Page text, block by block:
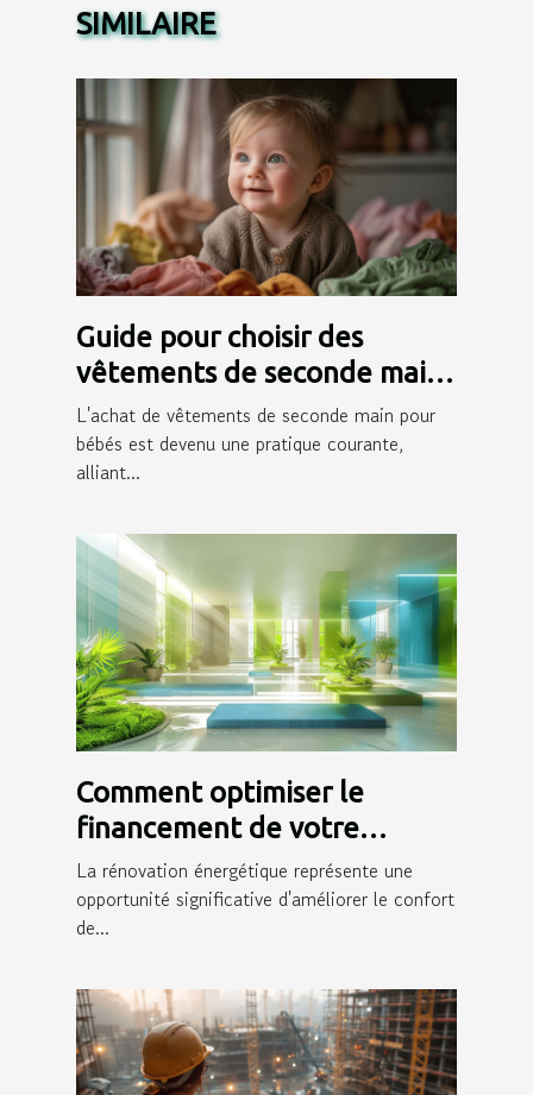
SIMILAIRE
Guide pour choisir des
vêtements de seconde main
pour bébés
L'achat de vêtements de seconde main pour
bébés est devenu une pratique courante,
alliant...
Comment optimiser le
financement de votre
rénovation énergétique
La rénovation énergétique représente une
opportunité significative d'améliorer le confort
de...